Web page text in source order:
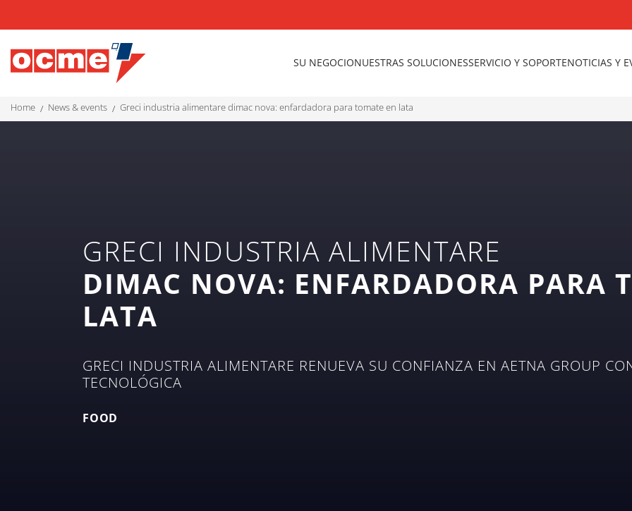
SU NEGOCIONUESTRAS SOLUCIONESSERVICIO Y SOPORTENOTICIAS Y
home news & events greci industria alimentare dimac nova: enfardadora para tomate en lata
GRECI INDUSTRIA ALIMENTARE
DIMAC NOVA: ENFARDADORA PARA
LATA
GRECI INDUSTRIA ALIMENTARE RENUEVA SU CONFIANZA EN AETNA GROUP
TECNOLÓGICA
FOOD